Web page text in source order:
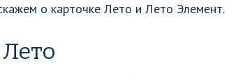
о карточке Лето и Лето Элемент.